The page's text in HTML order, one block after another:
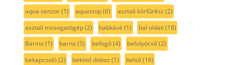
aqua senzor(1) aquastop(6) asztali körfűrész (2)
asztali mosogatógép(2) babkávé (1) bal oldali (18)
Barino(1) barna (5) befogó(4) befolyócső(2)
bekapcsoló(2) bekötő doboz (1) belső(16)